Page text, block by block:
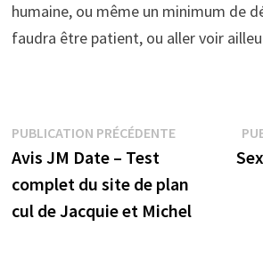
humaine, ou même un minimum de
faudra être patient, ou aller voir
Navigation
de
l’article
PUBLICATION PRÉCÉDENTEPublication
précédente :
Avis JM Date – Test
complet du site de plan
cul de Jacquie et Michel